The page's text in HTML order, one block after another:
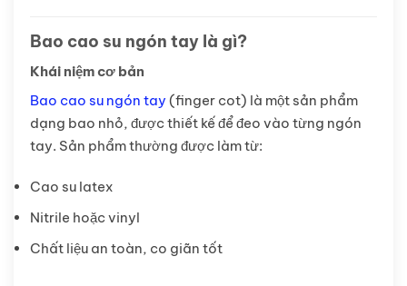
Bao cao su ngón tay là gì?
Khái niệm cơ bản
Bao cao su ngón tay (finger cot) là một sản phẩm
dạng bao nhỏ, được thiết kế để đeo vào từng ngón
tay. Sản phẩm thường được làm từ:
Cao su latex
Nitrile hoặc vinyl
Chất liệu an toàn, co giãn tốt